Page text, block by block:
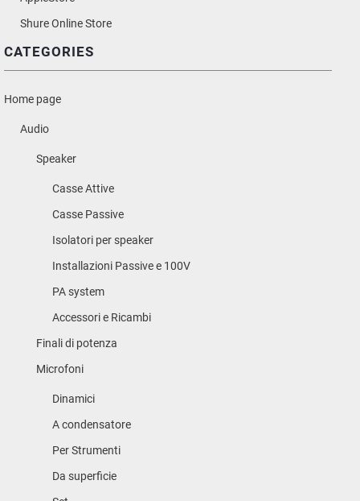
Shure Online Store
CATEGORIES
Home page
Audio
Speaker
Casse Attive
Casse Passive
Isolatori per speaker
Installazioni Passive e 100V
PA system
Accessori e Ricambi
Finali di potenza
Microfoni
Dinamici
A condensatore
Per Strumenti
Da superficie